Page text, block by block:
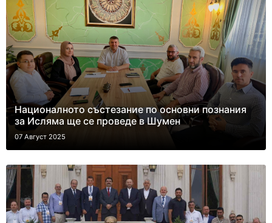
Националното състезание по основни познания
за Исляма ще се проведе в Шумен
07 Август 2025